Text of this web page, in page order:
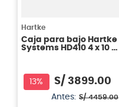
Hartke
Caja para bajo Hartke
Systems HD410 4 x 10 -
13% S/ 3899.00
Antes: S/ 4459.00